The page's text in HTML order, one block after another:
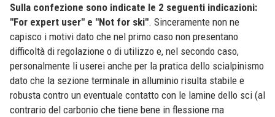
Sulla confezione sono indicate le 2 seguenti indicazioni:
"For expert user" e "Not for ski". Sinceramente non ne
capisco i motivi dato che nel primo caso non presentano
difficoltà di regolazione o di utilizzo e, nel secondo caso,
personalmente li userei anche per la pratica dello scialpinismo
dato che la sezione terminale in alluminio risulta stabile e
robusta contro un eventuale contatto con le lamine dello sci (al
contrario del carbonio che tiene bene in flessione ma